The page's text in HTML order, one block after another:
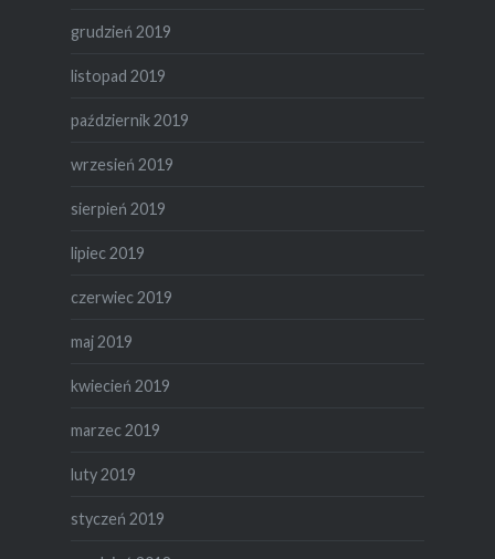
grudzień 2019
listopad 2019
październik 2019
wrzesień 2019
sierpień 2019
lipiec 2019
czerwiec 2019
maj 2019
kwiecień 2019
marzec 2019
luty 2019
styczeń 2019